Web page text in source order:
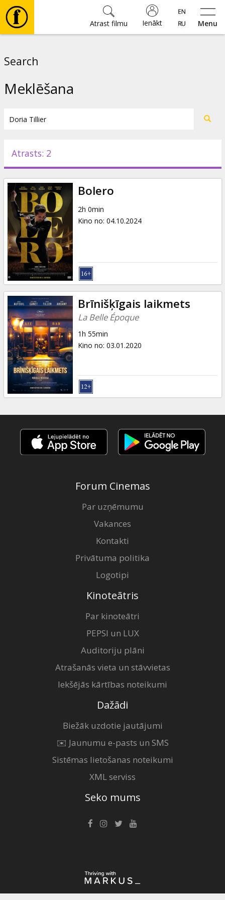
Menu
Ienākt
Atrast filmu
Pasākumi
Ziņas
Dāvanu
kartes
Uzkodas
B2B
Kino
Klubs
Search
Meklēšana
Atrasts: 2
Bolero
2h 0min
Kino no: 04.10.2024
Brīnišķīgais laikmets
La Belle Époque
1h 55min
Kino no: 03.01.2020
Forum Cinemas
Par uzņēmumu
Vakances
Kontakti
Privātuma politika
Logotipi
Kinoteātris
Par kinoteātri
PEPSI un LUX
Auditoriju plāni
Atrašanās vieta un stāvvietas
Iekšējās kārtības noteikumi
Dažādi
Biežāk uzdotie jautājumi
✉️ Jaunumu e-pasts un SMS
Sistēmas lietošanas noteikumi
XML serviss
Seko mums